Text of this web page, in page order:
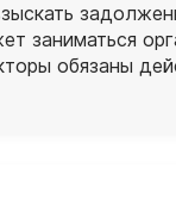
заниматься
обязаны